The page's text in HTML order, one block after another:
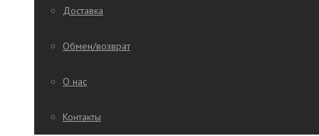
Доставка
Обмен/возврат
О нас
Контакты